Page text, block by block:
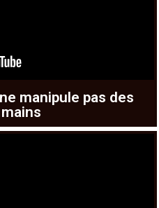
manipule pas des